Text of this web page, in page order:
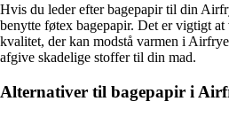
Hvis du leder efter bagepapir til din
benytte føtex bagepapir. Det er vigtigt
kvalitet, der kan modstå varmen i
afgive skadelige stoffer til din mad.
Alternativer til bagepapir i